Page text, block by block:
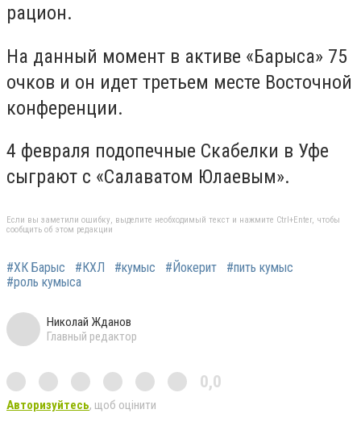
рацион.
На данный момент в активе «Барыса» 75
очков и он идет третьем месте Восточной
конференции.
4 февраля подопечные Скабелки в Уфе
сыграют с «Салаватом Юлаевым».
Если вы заметили ошибку, выделите необходимый текст и нажмите Ctrl+Enter, чтобы
сообщить об этом редакции
#ХК Барыс #КХЛ #кумыс #Йокерит
#пить кумыс
#роль кумыса
Николай Жданов
Главный редактор
0,0
Авторизуйтесь, щоб оцінити